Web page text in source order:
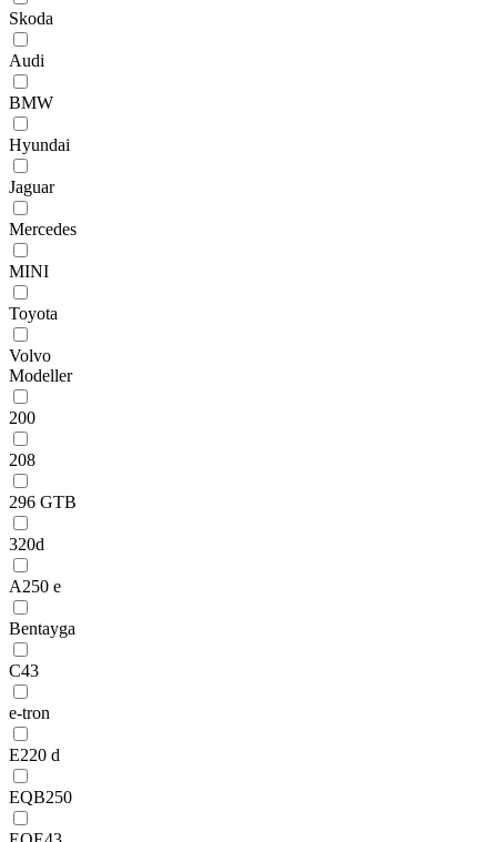
Skoda
Audi
BMW
Hyundai
Jaguar
Mercedes
MINI
Toyota
Volvo
Modeller
200
208
296 GTB
320d
A250 e
Bentayga
C43
e-tron
E220 d
EQB250